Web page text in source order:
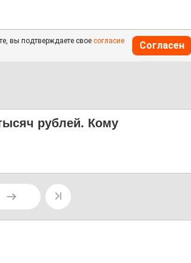
вы подтверждаете свое согласие
Согласен
рублей. Кому